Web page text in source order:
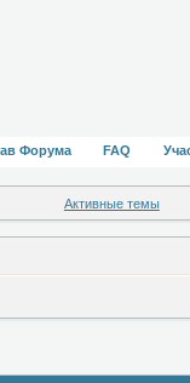
Форума FAQ
Активные темы